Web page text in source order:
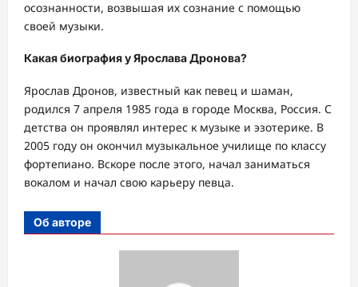
осознанности, возвышая их сознание с помощью
своей музыки.
Какая биография у Ярослава Дронова?
Ярослав Дронов, известный как певец и шаман,
родился 7 апреля 1985 года в городе Москва, Россия. С
детства он проявлял интерес к музыке и эзотерике. В
2005 году он окончил музыкальное училище по классу
фортепиано. Вскоре после этого, начал заниматься
вокалом и начал свою карьеру певца.
Об авторе